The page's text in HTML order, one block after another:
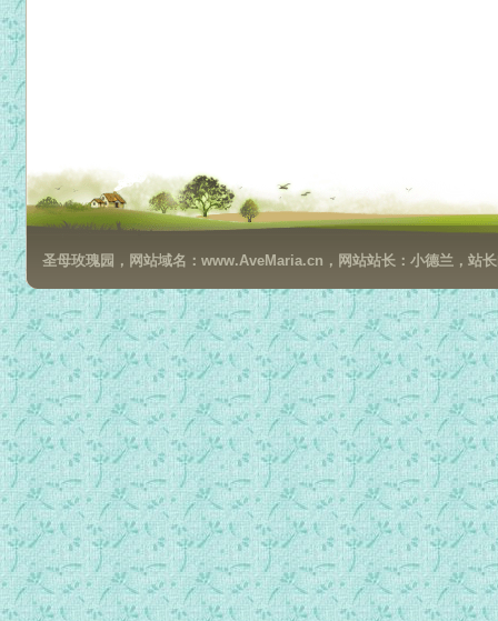
025.雅各回迦南.mp3
026.兄弟重新和好.mp3
027.受宠之子约瑟.mp3
028.约瑟被卖.mp3
029.管家变囚犯.mp3
030.埃及宰相约瑟.mp3
031.约瑟的哥哥们上埃及.mp3
032.约瑟见到便雅悯032.mp3
033.雅各全家去埃及.mp3
034.约瑟一家在埃及.mp3
035.以色列民被压迫.mp3
036.母亲偷藏婴儿摩西.mp3
圣母玫瑰园，网站域名：www.AveMaria.cn，网站站长：小德兰，